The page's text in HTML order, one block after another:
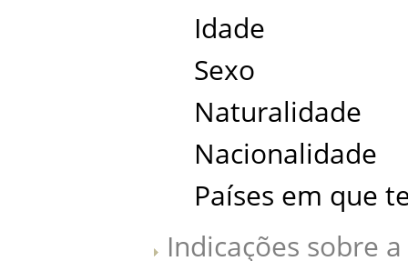
Idade
Sexo
Naturalidade
Nacionalidade
Países em que
Indicações sobre